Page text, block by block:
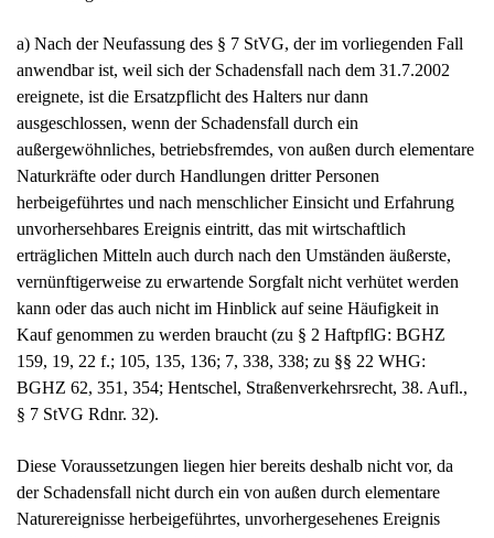
anwendbar ist, weil sich der Schadensfall nach dem 31.7.2002
ereignete, ist die Ersatzpflicht des Halters nur dann
ausgeschlossen, wenn der Schadensfall durch ein
außergewöhnliches, betriebsfremdes, von außen durch elementare
Naturkräfte oder durch Handlungen dritter Personen
herbeigeführtes und nach menschlicher Einsicht und Erfahrung
unvorhersehbares Ereignis eintritt, das mit wirtschaftlich
erträglichen Mitteln auch durch nach den Umständen äußerste,
vernünftigerweise zu erwartende Sorgfalt nicht verhütet werden
kann oder das auch nicht im Hinblick auf seine Häufigkeit in
Kauf genommen zu werden braucht (zu § 2 HaftpflG: BGHZ
159, 19, 22 f.; 105, 135, 136; 7, 338, 338; zu §§ 22 WHG:
BGHZ 62, 351, 354; Hentschel, Straßenverkehrsrecht, 38. Aufl.,
§ 7 StVG Rdnr. 32).
der Schadensfall nicht durch ein von außen durch elementare
Naturereignisse herbeigeführtes, unvorhergesehenes Ereignis
eintrat. Der Stein löste sich nicht schicksalhaft, sondern wurde